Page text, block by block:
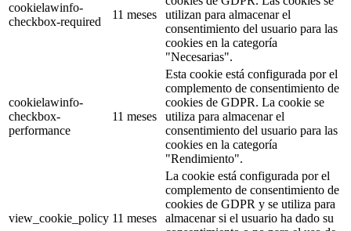
cookielawinfo-
checkbox-required
11 meses
utilizan para almacenar el
consentimiento del usuario para las
cookies en la categoría
"Necesarias".
cookielawinfo-
checkbox-
performance
11 meses
Esta cookie está configurada por el
complemento de consentimiento de
cookies de GDPR. La cookie se
utiliza para almacenar el
consentimiento del usuario para las
cookies en la categoría
"Rendimiento".
view_cookie_policy 11 meses
La cookie está configurada por el
complemento de consentimiento de
cookies de GDPR y se utiliza para
almacenar si el usuario ha dado su